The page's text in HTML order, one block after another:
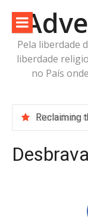
para
conteúdoPela liberdade
liberdade
no País